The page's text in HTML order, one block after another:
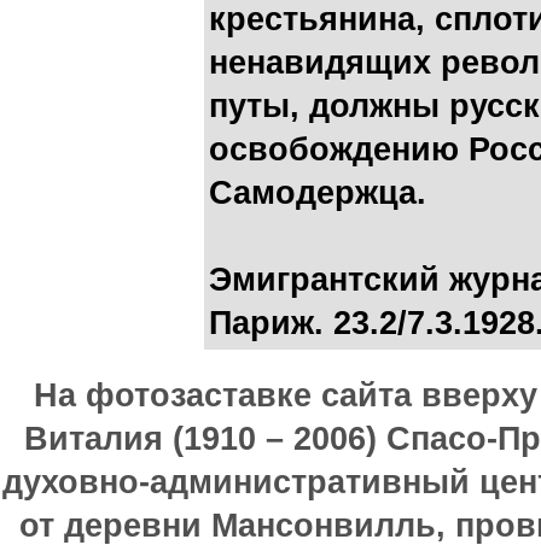
крестьянина,
ненавидящих
путы, должны
освобождению
Самодержца.
Эмигрантский
Париж. 23.2/
На фотозаставке сайта
Виталия (1910 – 2006) Спасо-
духовно-административный
от деревни Мансонвилль,